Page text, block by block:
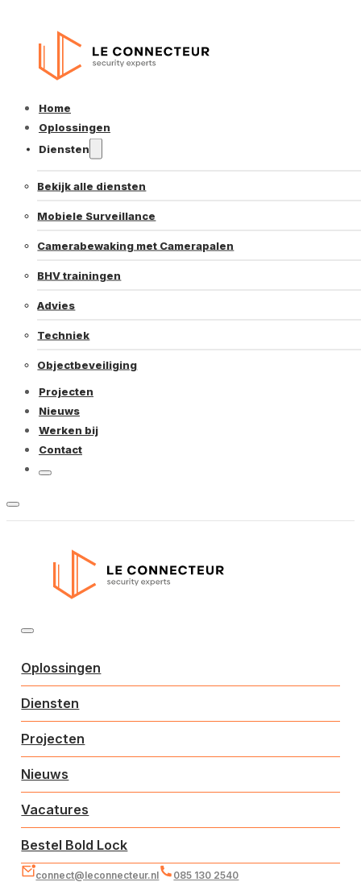
Home
Oplossingen
Diensten
Bekijk alle diensten
Mobiele Surveillance
Camerabewaking met Camerapalen
BHV trainingen
Advies
Techniek
Objectbeveiliging
Projecten
Nieuws
Werken bij
Contact
Oplossingen
Diensten
Projecten
Nieuws
Vacatures
Bestel Bold Lock
connect@leconnecteur.nl 085 130 2540